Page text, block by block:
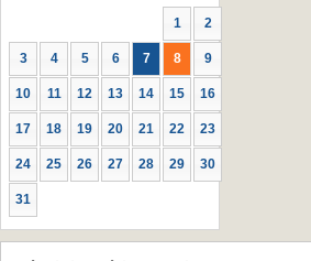
1 2
3 4 5 6 7 8 9
10 11 12 13 14 15 16
17 18 19 20 21 22 23
24 25 26 27 28 29 30
31